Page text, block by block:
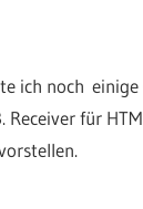
ich noch
Receiver für